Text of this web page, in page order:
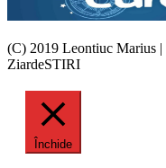
(C) 2019 Leontiuc Marius |
ZiardeSTIRI
Închide